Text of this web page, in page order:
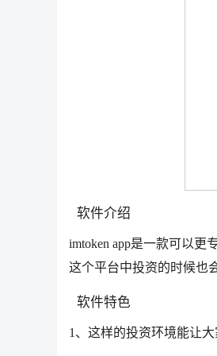
软件介绍
imtoken app是一款可以
这个平台中投资的时候也
软件特色
1、这样的投资环境能让